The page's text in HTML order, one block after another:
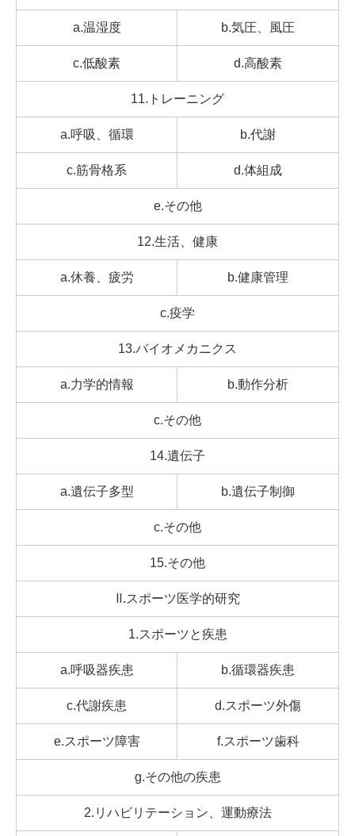
a.温湿度 b.気圧、風圧
c.低酸素 d.高酸素
11.トレーニング
a.呼吸、循環 b.代謝
c.筋骨格系 d.体組成
e.その他
12.生活、健康
a.休養、疲労 b.健康管理
c.疫学
13.バイオメカニクス
a.力学的情報 b.動作分析
c.その他
14.遺伝子
a.遺伝子多型 b.遺伝子制御
c.その他
15.その他
Ⅱ.スポーツ医学的研究
1.スポーツと疾患
a.呼吸器疾患 b.循環器疾患
c.代謝疾患 d.スポーツ外傷
e.スポーツ障害 f.スポーツ歯科
g.その他の疾患
2.リハビリテーション、運動療法